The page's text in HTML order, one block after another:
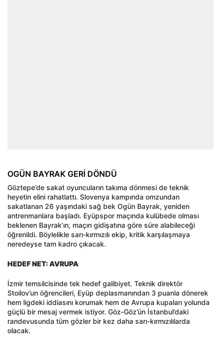
OGÜN BAYRAK GERİ DÖNDÜ
Göztepe’de sakat oyuncuların takıma dönmesi de teknik
heyetin elini rahatlattı. Slovenya kampında omzundan
sakatlanan 26 yaşındaki sağ bek Ogün Bayrak, yeniden
antrenmanlara başladı. Eyüpspor maçında kulübede olması
beklenen Bayrak’ın, maçın gidişatına göre süre alabileceği
öğrenildi. Böylelikle sarı-kırmızılı ekip, kritik karşılaşmaya
neredeyse tam kadro çıkacak.
HEDEF NET: AVRUPA
İzmir temsilcisinde tek hedef galibiyet. Teknik direktör
Stoilov’un öğrencileri, Eyüp deplasmanından 3 puanla dönerek
hem ligdeki iddiasını korumak hem de Avrupa kupaları yolunda
güçlü bir mesaj vermek istiyor. Göz-Göz’ün İstanbul’daki
randevusunda tüm gözler bir kez daha sarı-kırmızılılarda
olacak.